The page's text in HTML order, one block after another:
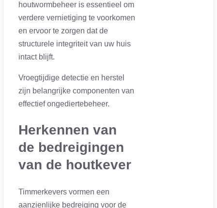
houtwormbeheer is essentieel om
verdere vernietiging te voorkomen
en ervoor te zorgen dat de
structurele integriteit van uw huis
intact blijft.
Vroegtijdige detectie en herstel
zijn belangrijke componenten van
effectief ongediertebeheer.
Herkennen van
de bedreigingen
van de houtkever
Timmerkevers vormen een
aanzienlijke bedreiging voor de